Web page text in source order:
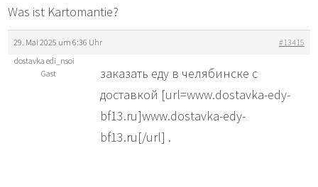
Was ist Kartomantie?
29. Mai 2025 um 6:36 Uhr
#13415
dostavka edi_nsoi
Gast
заказать еду в челябинске с
доставкой [url=www.dostavka-edy-
bf13.ru]www.dostavka-edy-
bf13.ru[/url] .